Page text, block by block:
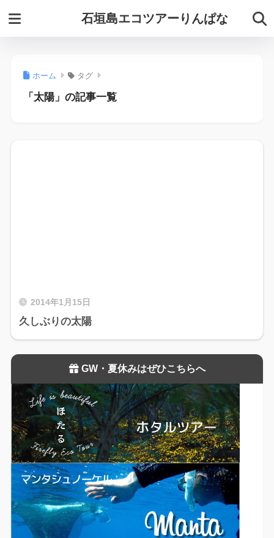
石垣島エコツアーりんぱな
ホーム タグ
「太陽」の記事一覧
2014年1月15日
久しぶりの太陽
GW・夏休みはぜひこちらへ